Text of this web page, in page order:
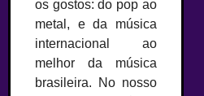
os gostos: do pop ao
metal, e da música
internacional ao
melhor da música
brasileira. No nosso